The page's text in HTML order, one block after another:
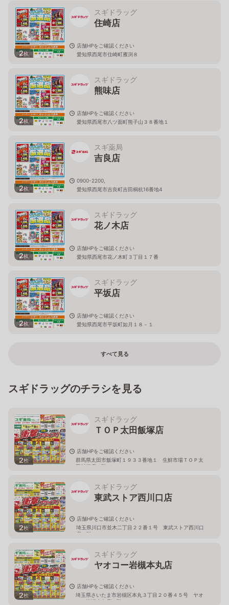
2枚
スギドラッグ
住崎店
店舗HPをご確認ください
愛知県西尾市住崎町雁渕８
2枚
スギドラッグ
熊味店
店舗HPをご確認ください
愛知県西尾市八ツ面町熊子山３８番地１
2枚
スギ薬局
吉良店
0900-2200,
愛知県西尾市吉良町吉田桐杭16番地4
2枚
スギドラッグ
花ノ木店
店舗HPをご確認ください
愛知県西尾市花ノ木町３丁目１７番
2枚
スギドラッグ
平坂店
店舗HPをご確認ください
愛知県西尾市平坂町如月１８－１
すべて見る
スギドラッグのチラシを見る
2枚
スギドラッグ
ＴＯＰ太田飯塚店
店舗HPをご確認ください
群馬県太田市飯塚町１９３３番地１ 生鮮市場ＴＯＰ太
田飯塚店１階
2枚
スギドラッグ
東武ストア西川口店
店舗HPをご確認ください
埼玉県川口市並木二丁目２２番１号 東武ストア西川口
店２階
2枚
スギドラッグ
ヤオコー岩槻本丸店
店舗HPをご確認ください
埼玉県さいたま市岩槻区本丸３丁目２０番４５号 ヤオ
コー岩槻本丸店２階